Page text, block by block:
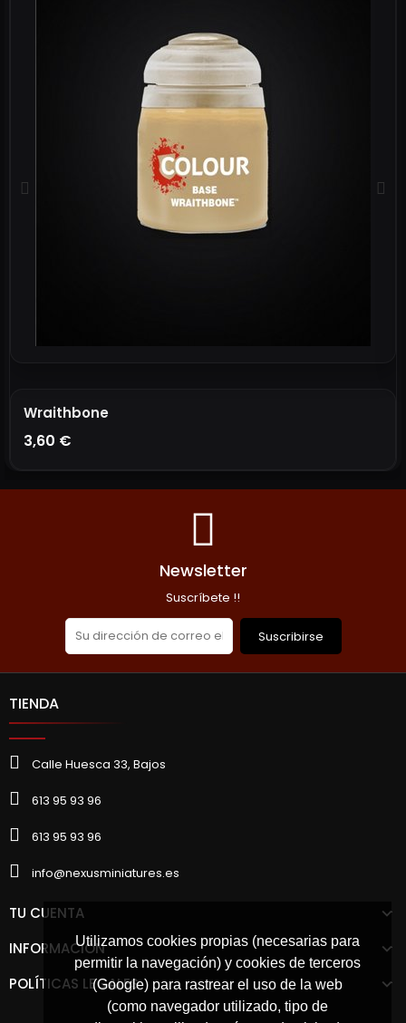
Utilizamos cookies propias (necesarias para
permitir la navegación) y cookies de terceros
(Google) para rastrear el uso de la web
(como navegador utilizado, tipo de
Wraithbone
3,60 €
Newsletter
Suscríbete !!
Suscribirse
TIENDA
Calle Huesca 33, Bajos
613 95 93 96
613 95 93 96
info@nexusminiatures.es
TU CUENTA
INFORMACIÓN
POLÍTICAS LEGALES